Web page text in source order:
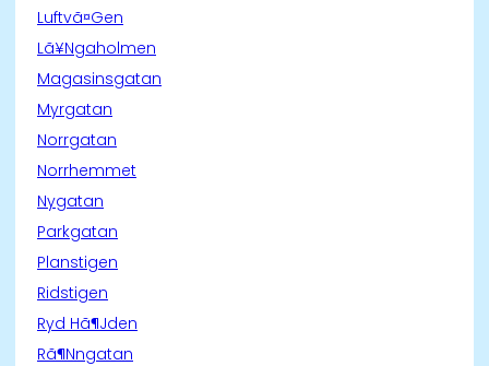
Luftvã¤Gen
Lã¥Ngaholmen
Magasinsgatan
Myrgatan
Norrgatan
Norrhemmet
Nygatan
Parkgatan
Planstigen
Ridstigen
Ryd Hã¶Jden
Rã¶Nngatan